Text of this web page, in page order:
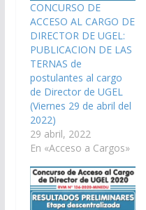
CONCURSO DE
ACCESO AL CARGO DE
DIRECTOR DE UGEL:
PUBLICACION DE LAS
TERNAS de
postulantes al cargo
de Director de UGEL
(Viernes 29 de abril del
2022)
29 abril, 2022
En «Acceso a Cargos»